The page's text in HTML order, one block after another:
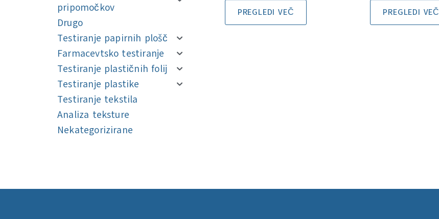
pripomočkov
Drugo
Testiranje papirnih plošč
Farmacevtsko testiranje
Testiranje plastičnih folij
Testiranje plastike
Testiranje tekstila
Analiza teksture
Nekategorizirane
PREGLEDI VEČ PREGLEDI VEČ